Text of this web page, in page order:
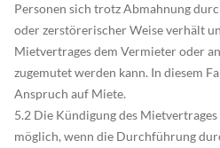
Personen sich trotz Abmahnung
oder zerstörerischer Weise verhält
Mietvertrages dem Vermieter oder
zugemutet werden kann. In diesem
Anspruch auf Miete.
5.2 Die Kündigung des
möglich, wenn die Durchführung